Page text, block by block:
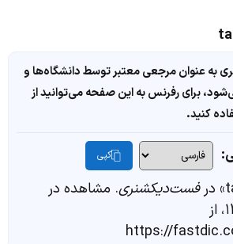
به عنوان مرجعی معتبر توسط دانشگاه‌ها و
برای رفرنس به این صفحه می‌توانید از
کنید.
کپی
فست‌دیکشنری. مشاهده در
تاریخ ۱۵ مرداد ۱۴۰۵، از
https://